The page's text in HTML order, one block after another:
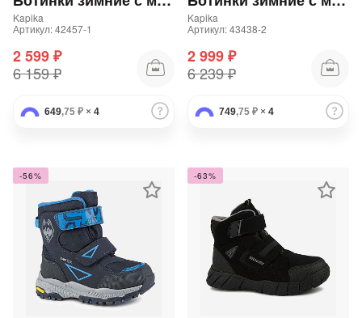
Kapika
Артикул: 42457-1
2 599 ₽
6 159 ₽
649,75 ₽ × 4
Kapika
Артикул: 43438-2
2 999 ₽
6 239 ₽
749,75 ₽ × 4
-56% -63%